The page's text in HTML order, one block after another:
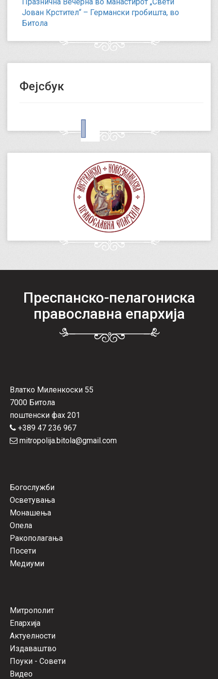
Јован Крстител“ – Германски гробишта, во
Битола
Фејсбук
Преспанско-пелагониска
православна епархија
Влатко Миленкоски 55
7000 Битола
поштенски фах 201
+389 47 236 967
mitropolija.bitola@gmail.com
Богослужби
Осветувања
Монашења
Опела
Ракополагања
Посети
Медиуми
Митрополит
Епархија
Актуелности
Издаваштво
Поуки - Совети
Видео